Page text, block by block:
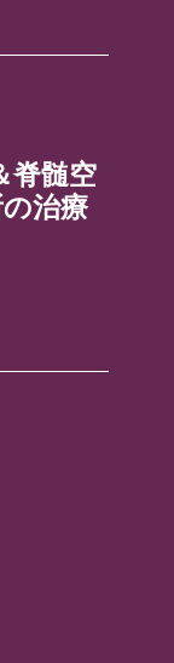
脊髄空
治療